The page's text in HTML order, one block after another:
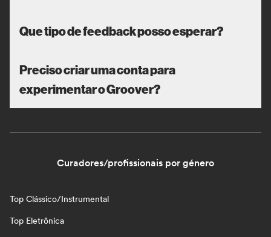
Que tipo de feedback posso esperar?
Preciso criar uma conta para
experimentar o Groover?
Curadores/profissionais por género
Top Clássico/Instrumental
Top Eletrônica